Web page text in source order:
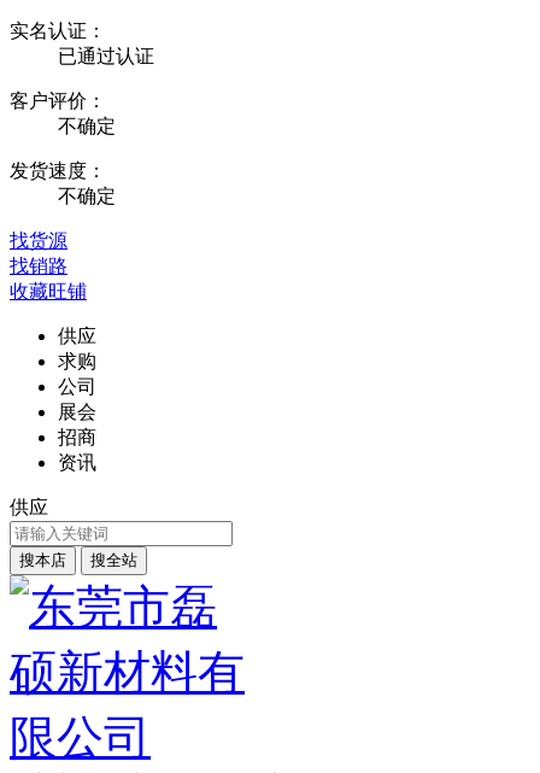
实名认证：
已通过认证
客户评价：
不确定
发货速度：
不确定
找货源
找销路
收藏旺铺
供应
求购
公司
展会
招商
资讯
供应